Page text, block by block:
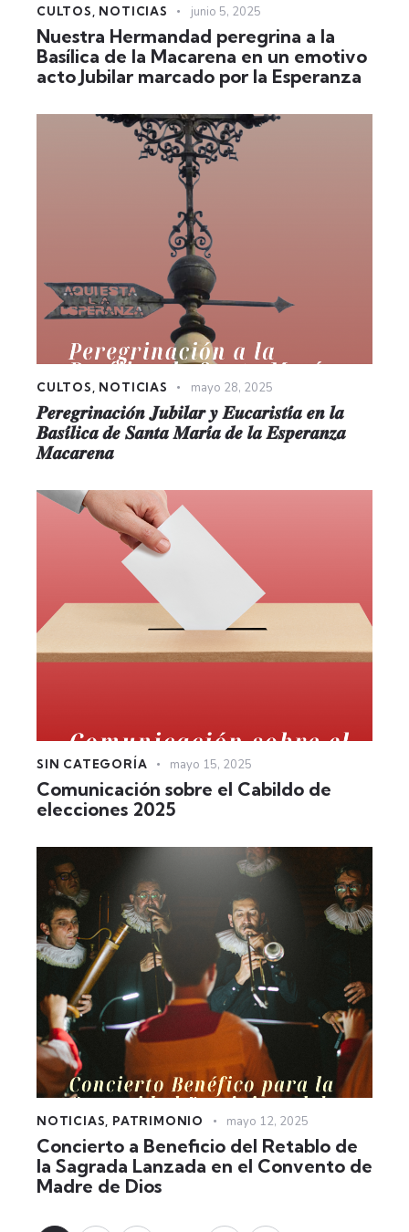
CULTOS NOTICIAS junio 5, 2025
Nuestra Hermandad peregrina a la
Basílica de la Macarena en un emotivo
acto Jubilar marcado por la Esperanza
CULTOS, NOTICIAS mayo 28, 2025
𝑷𝒆𝒓𝒆𝒈𝒓𝒊𝒏𝒂𝒄𝒊𝒐́𝒏 𝑱𝒖𝒃𝒊𝒍𝒂𝒓 𝒚 𝑬𝒖𝒄𝒂𝒓𝒊𝒔𝒕𝒊́𝒂 𝒆𝒏 𝒍𝒂
𝑩𝒂𝒔𝒊́𝒍𝒊𝒄𝒂 𝒅𝒆 𝑺𝒂𝒏𝒕𝒂 𝑴𝒂𝒓𝒊́𝒂 𝒅𝒆 𝒍𝒂 𝑬𝒔𝒑𝒆𝒓𝒂𝒏𝒛𝒂
𝑴𝒂𝒄𝒂𝒓𝒆𝒏𝒂
SIN CATEGORÍA mayo 15, 2025
Comunicación sobre el Cabildo de
elecciones 2025
NOTICIAS PATRIMONIO mayo 12, 2025
Concierto a Beneficio del Retablo de
la Sagrada Lanzada en el Convento de
Madre de Dios